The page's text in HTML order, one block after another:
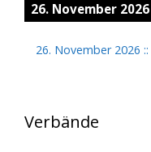
26. November 2026
26. November 2026 ::
Verbände